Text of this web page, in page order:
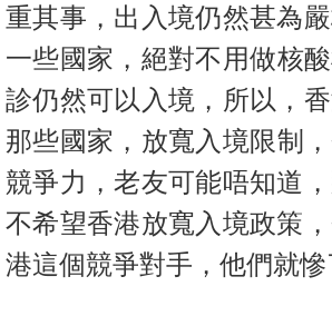
重其事，出入境仍然甚為嚴
一些國家，絕對不用做核
診仍然可以入境， 所以，
那些國家，放寬入境限制
競爭力，老友可能唔知道
不希望香港放寬入境政策，
港這個競爭對手，他們就慘